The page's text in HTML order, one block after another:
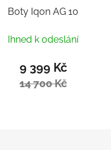
Boty Iqon AG 10
Ihned k odeslání
9 399 Kč
14 700 Kč